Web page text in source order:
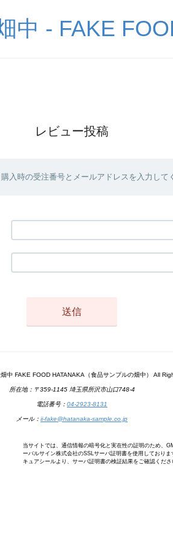
中 - FAKE
レビュー投稿
入時の受注番号とメールアドレスを入力して
中 FAKE FOOD HATANAKA（食品サンプルの畑中） All
所在地：〒359-1145 埼玉県所沢市山口748-4
電話番号： 04-2923-8131
メール： ii-fake@hatanaka-sample.co.jp
当サイトでは、通信情報の暗号化と実在性の証明のため、
ーバルサイン株式会社のSSLサーバ証明書を使用しておりま
キュアシールより、サーバ証明書の検証結果をご確認くださ